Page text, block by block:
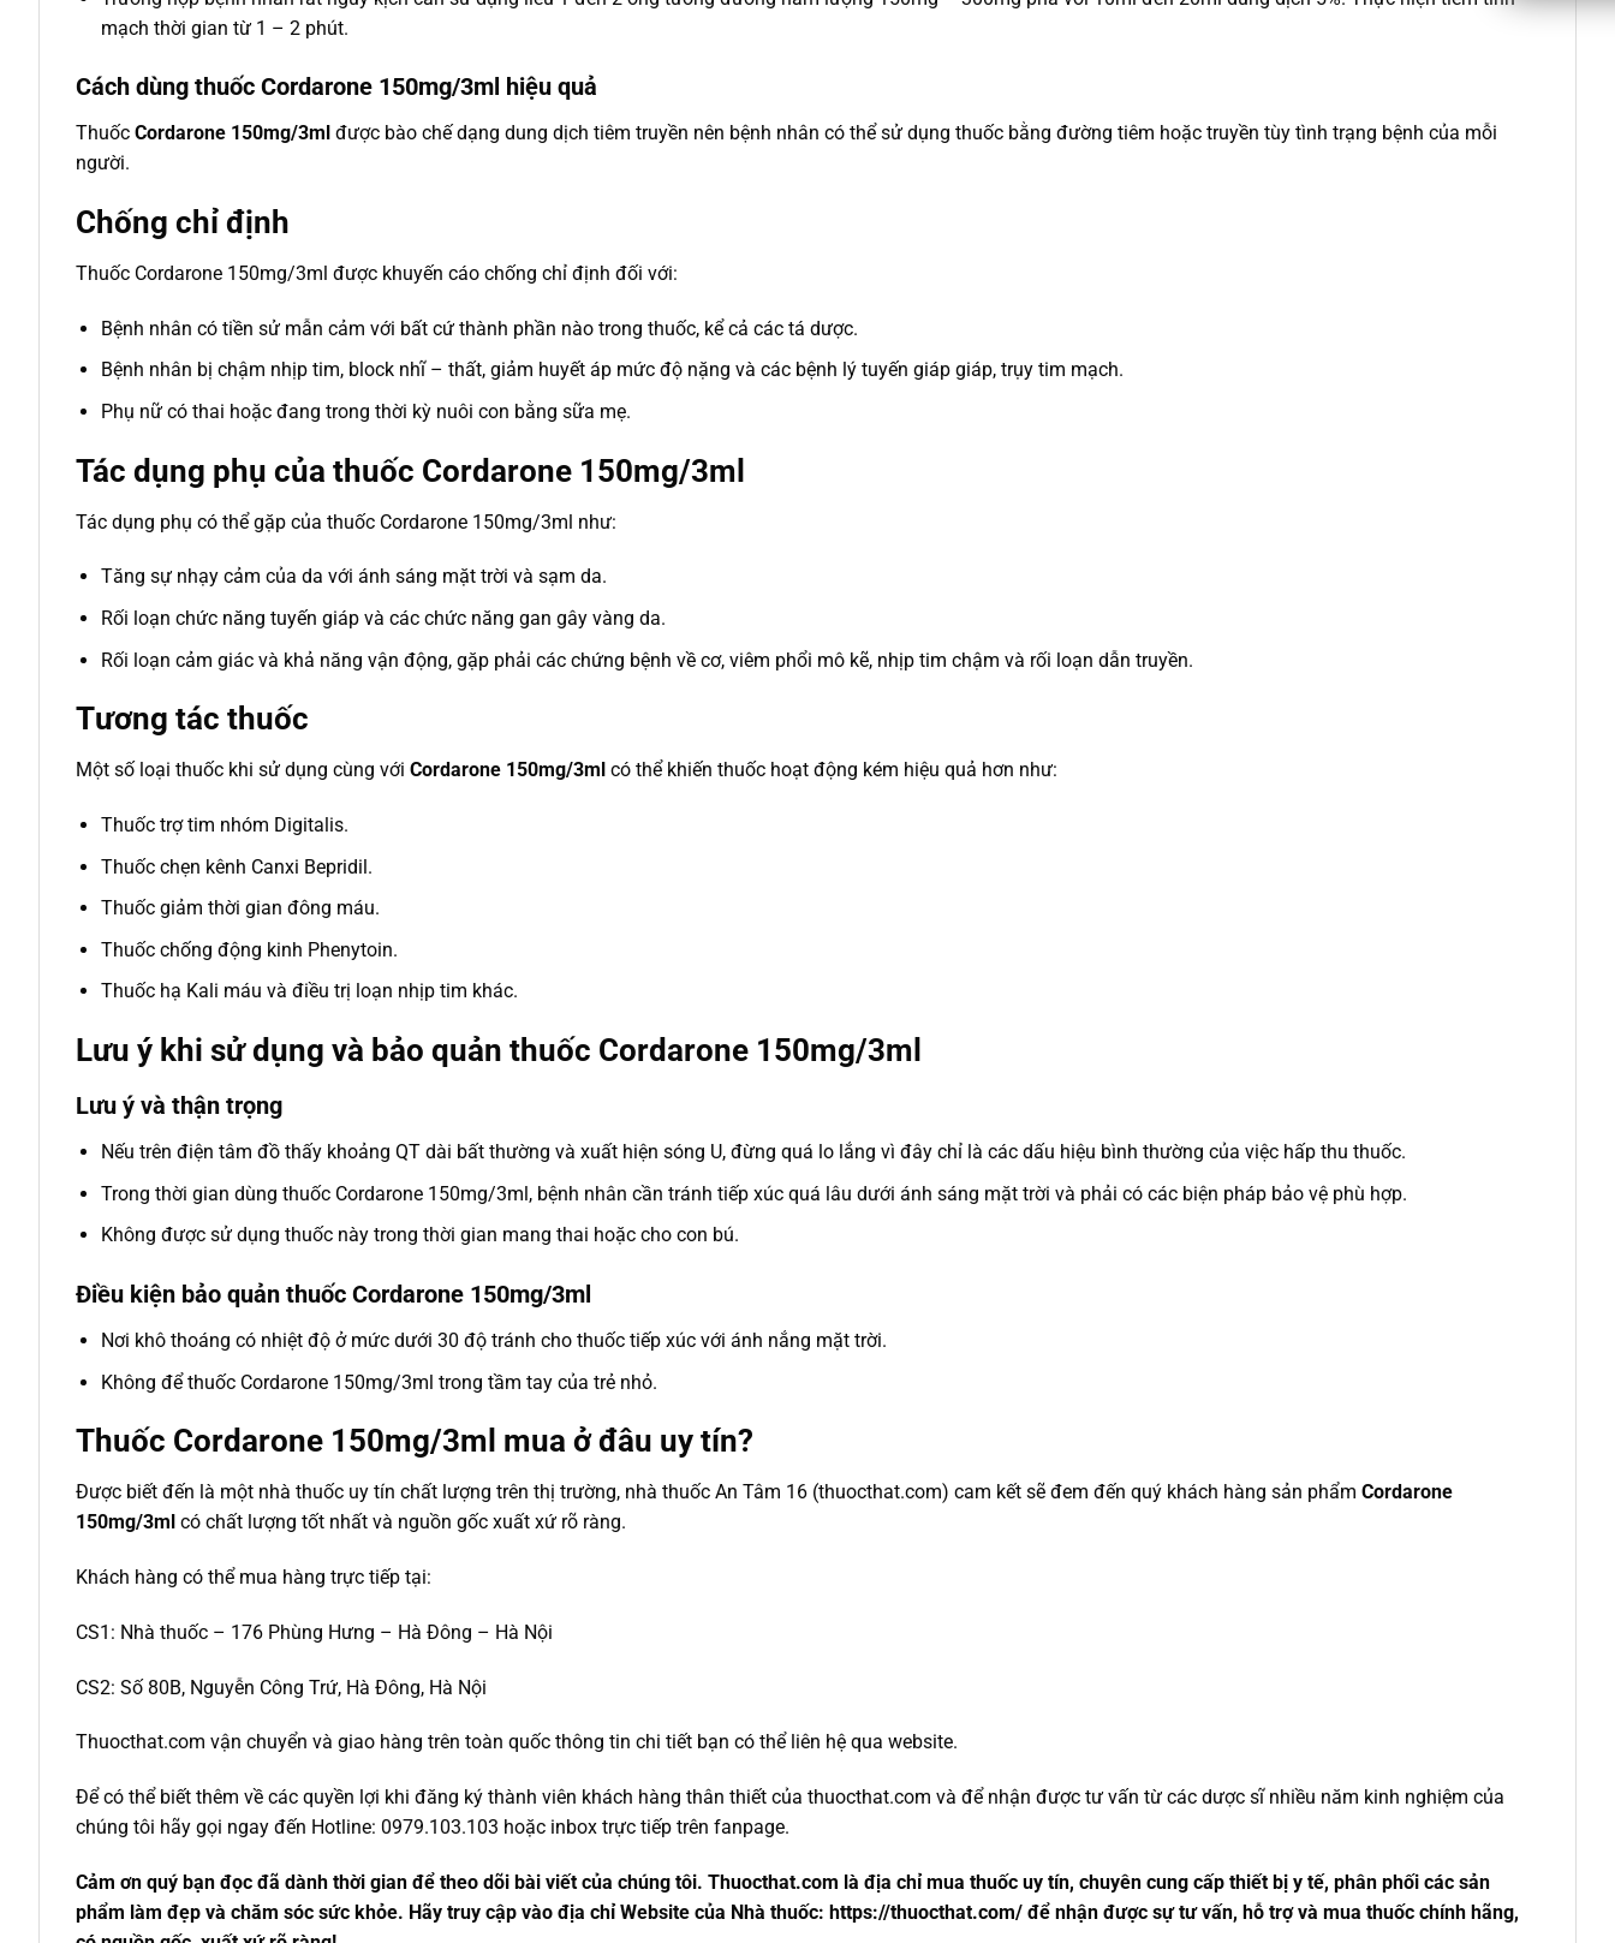
mạch thời gian từ 1 – 2 phút.
Cách dùng thuốc Cordarone 150mg/3ml hiệu quả
Thuốc Cordarone 150mg/3ml được bào chế dạng dung dịch tiêm truyền nên bệnh nhân có thể sử dụng thuốc bằng đường tiêm hoặc truyền tùy tình trạng bệnh của mỗi
người.
Chống chỉ định
Thuốc Cordarone 150mg/3ml được khuyến cáo chống chỉ định đối với:
Bệnh nhân có tiền sử mẫn cảm với bất cứ thành phần nào trong thuốc, kể cả các tá dược.
Bệnh nhân bị chậm nhịp tim, block nhĩ – thất, giảm huyết áp mức độ nặng và các bệnh lý tuyến giáp giáp, trụy tim mạch.
Phụ nữ có thai hoặc đang trong thời kỳ nuôi con bằng sữa mẹ.
Tác dụng phụ của thuốc Cordarone 150mg/3ml
Tác dụng phụ có thể gặp của thuốc Cordarone 150mg/3ml như:
Tăng sự nhạy cảm của da với ánh sáng mặt trời và sạm da.
Rối loạn chức năng tuyến giáp và các chức năng gan gây vàng da.
Rối loạn cảm giác và khả năng vận động, gặp phải các chứng bệnh về cơ, viêm phổi mô kẽ, nhịp tim chậm và rối loạn dẫn truyền.
Tương tác thuốc
Một số loại thuốc khi sử dụng cùng với Cordarone 150mg/3ml có thể khiến thuốc hoạt động kém hiệu quả hơn như:
Thuốc trợ tim nhóm Digitalis.
Thuốc chẹn kênh Canxi Bepridil.
Thuốc giảm thời gian đông máu.
Thuốc chống động kinh Phenytoin.
Thuốc hạ Kali máu và điều trị loạn nhịp tim khác.
Lưu ý khi sử dụng và bảo quản thuốc Cordarone 150mg/3ml
Lưu ý và thận trọng
Nếu trên điện tâm đồ thấy khoảng QT dài bất thường và xuất hiện sóng U, đừng quá lo lắng vì đây chỉ là các dấu hiệu bình thường của việc hấp thu thuốc.
Trong thời gian dùng thuốc Cordarone 150mg/3ml, bệnh nhân cần tránh tiếp xúc quá lâu dưới ánh sáng mặt trời và phải có các biện pháp bảo vệ phù hợp.
Không được sử dụng thuốc này trong thời gian mang thai hoặc cho con bú.
Điều kiện bảo quản thuốc Cordarone 150mg/3ml
Nơi khô thoáng có nhiệt độ ở mức dưới 30 độ tránh cho thuốc tiếp xúc với ánh nắng mặt trời.
Không để thuốc Cordarone 150mg/3ml trong tầm tay của trẻ nhỏ.
Thuốc Cordarone 150mg/3ml mua ở đâu uy tín?
Được biết đến là một nhà thuốc uy tín chất lượng trên thị trường, nhà thuốc An Tâm 16 (thuocthat.com) cam kết sẽ đem đến quý khách hàng sản phẩm Cordarone
150mg/3ml có chất lượng tốt nhất và nguồn gốc xuất xứ rõ ràng.
Khách hàng có thể mua hàng trực tiếp tại:
CS1: Nhà thuốc – 176 Phùng Hưng – Hà Đông – Hà Nội
CS2: Số 80B, Nguyễn Công Trứ, Hà Đông, Hà Nội
Thuocthat.com vận chuyển và giao hàng trên toàn quốc thông tin chi tiết bạn có thể liên hệ qua website.
Để có thể biết thêm về các quyền lợi khi đăng ký thành viên khách hàng thân thiết của thuocthat.com và để nhận được tư vấn từ các dược sĩ nhiều năm kinh nghiệm của
chúng tôi hãy gọi ngay đến Hotline: 0979.103.103 hoặc inbox trực tiếp trên fanpage.
Cảm ơn quý bạn đọc đã dành thời gian để theo dõi bài viết của chúng tôi. Thuocthat.com là địa chỉ mua thuốc uy tín, chuyên cung cấp thiết bị y tế, phân phối các sản
phẩm làm đẹp và chăm sóc sức khỏe. Hãy truy cập vào địa chỉ Website của Nhà thuốc: https://thuocthat.com/ để nhận được sự tư vấn, hỗ trợ và mua thuốc chính hãng,